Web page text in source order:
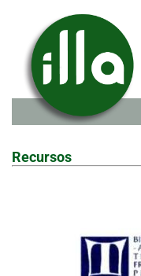
Recursos